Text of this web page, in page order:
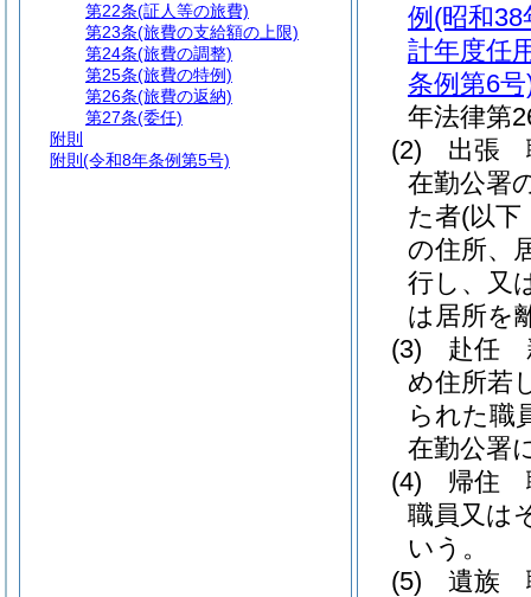
例 (昭和38
計年度任
条例第6号
年法律第
(2)
出張
在勤公署
た者(以下
の住所、
行し、又
は居所を
(3)
赴任
め住所若
られた職
在勤公署
(4)
帰住
職員又は
いう。
(5)
遺族
第22条(証人等の旅費)
第23条(旅費の支給額の上限)
第24条(旅費の調整)
第25条(旅費の特例)
第26条(旅費の返納)
第27条(委任)
附則
附則 (令和8年条例第5号)